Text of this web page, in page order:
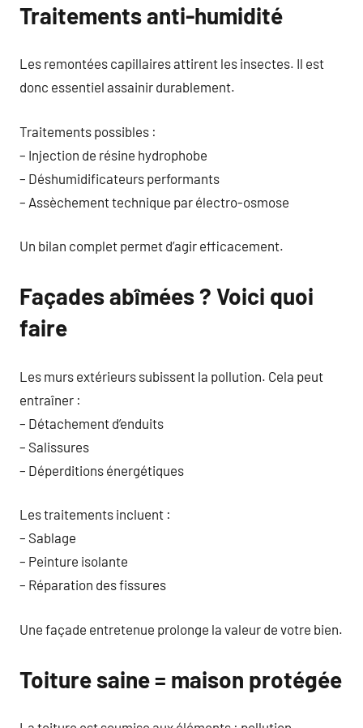
Traitements anti-humidité
Les remontées capillaires attirent les insectes. Il est
donc essentiel assainir durablement.
Traitements possibles :
– Injection de résine hydrophobe
– Déshumidificateurs performants
– Assèchement technique par électro-osmose
Un bilan complet permet d’agir efficacement.
Façades abîmées ? Voici quoi
faire
Les murs extérieurs subissent la pollution. Cela peut
entraîner :
– Détachement d’enduits
– Salissures
– Déperditions énergétiques
Les traitements incluent :
– Sablage
– Peinture isolante
– Réparation des fissures
Une façade entretenue prolonge la valeur de votre bien.
Toiture saine = maison protégée